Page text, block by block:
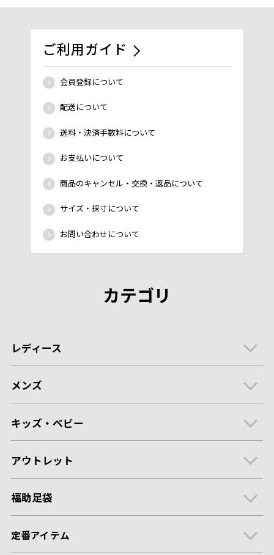
ご利用ガイド
会員登録について
配送について
送料・決済手数料について
お支払いについて
商品のキャンセル・交換・返品について
サイズ・採寸について
お問い合わせについて
カテゴリ
レディース
メンズ
キッズ・ベビー
アウトレット
福助足袋
定番アイテム